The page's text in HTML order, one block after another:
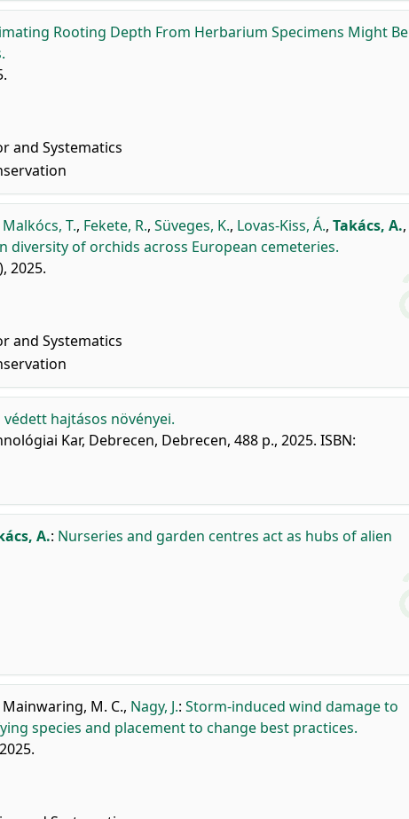
Rooting Depth From Herbarium Specimens Might Be
and Systematics
Malkócs, T., Fekete, R., Süveges, K., Lovas-Kiss, Á., Takács, A.,
diversity of orchids across European cemeteries.
2025.
and Systematics
hajtásos növényei.
Kar, Debrecen, Debrecen, 488 p., 2025. ISBN:
A.: Nurseries and garden centres act as hubs of alien
Mainwaring, M. C., Nagy, J.: Storm-induced wind damage to
species and placement to change best practices.